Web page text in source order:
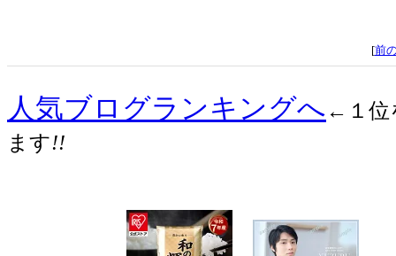
[前
人気ブログランキングへ ←１位
ます!!